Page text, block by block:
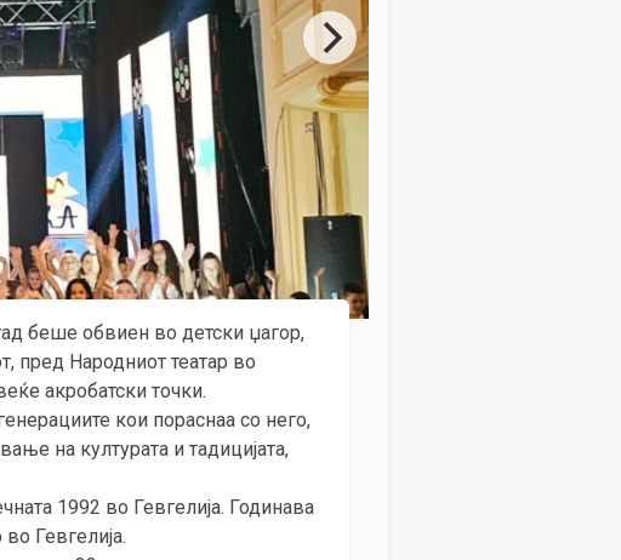
беше обвиен во детски џагор,
пред Народниот театар во
акробатски точки.
кои пораснаа со него,
на културата и тадицијата,
1992 во Гевгелија. Годинава
Гевгелија.